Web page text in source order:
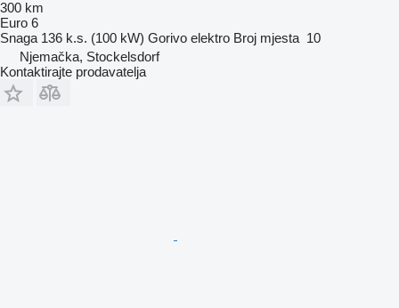
300 km
Euro 6
Snaga 136 k.s. (100 kW) Gorivo elektro Broj mjesta 10
Njemačka, Stockelsdorf
Kontaktirajte prodavatelja